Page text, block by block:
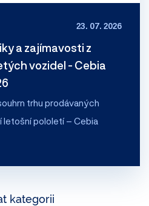
23. 07. 2026
a zajímavosti z
vozidel - Cebia
trhu prodávaných
letošní pololetí – Cebia
kategorii